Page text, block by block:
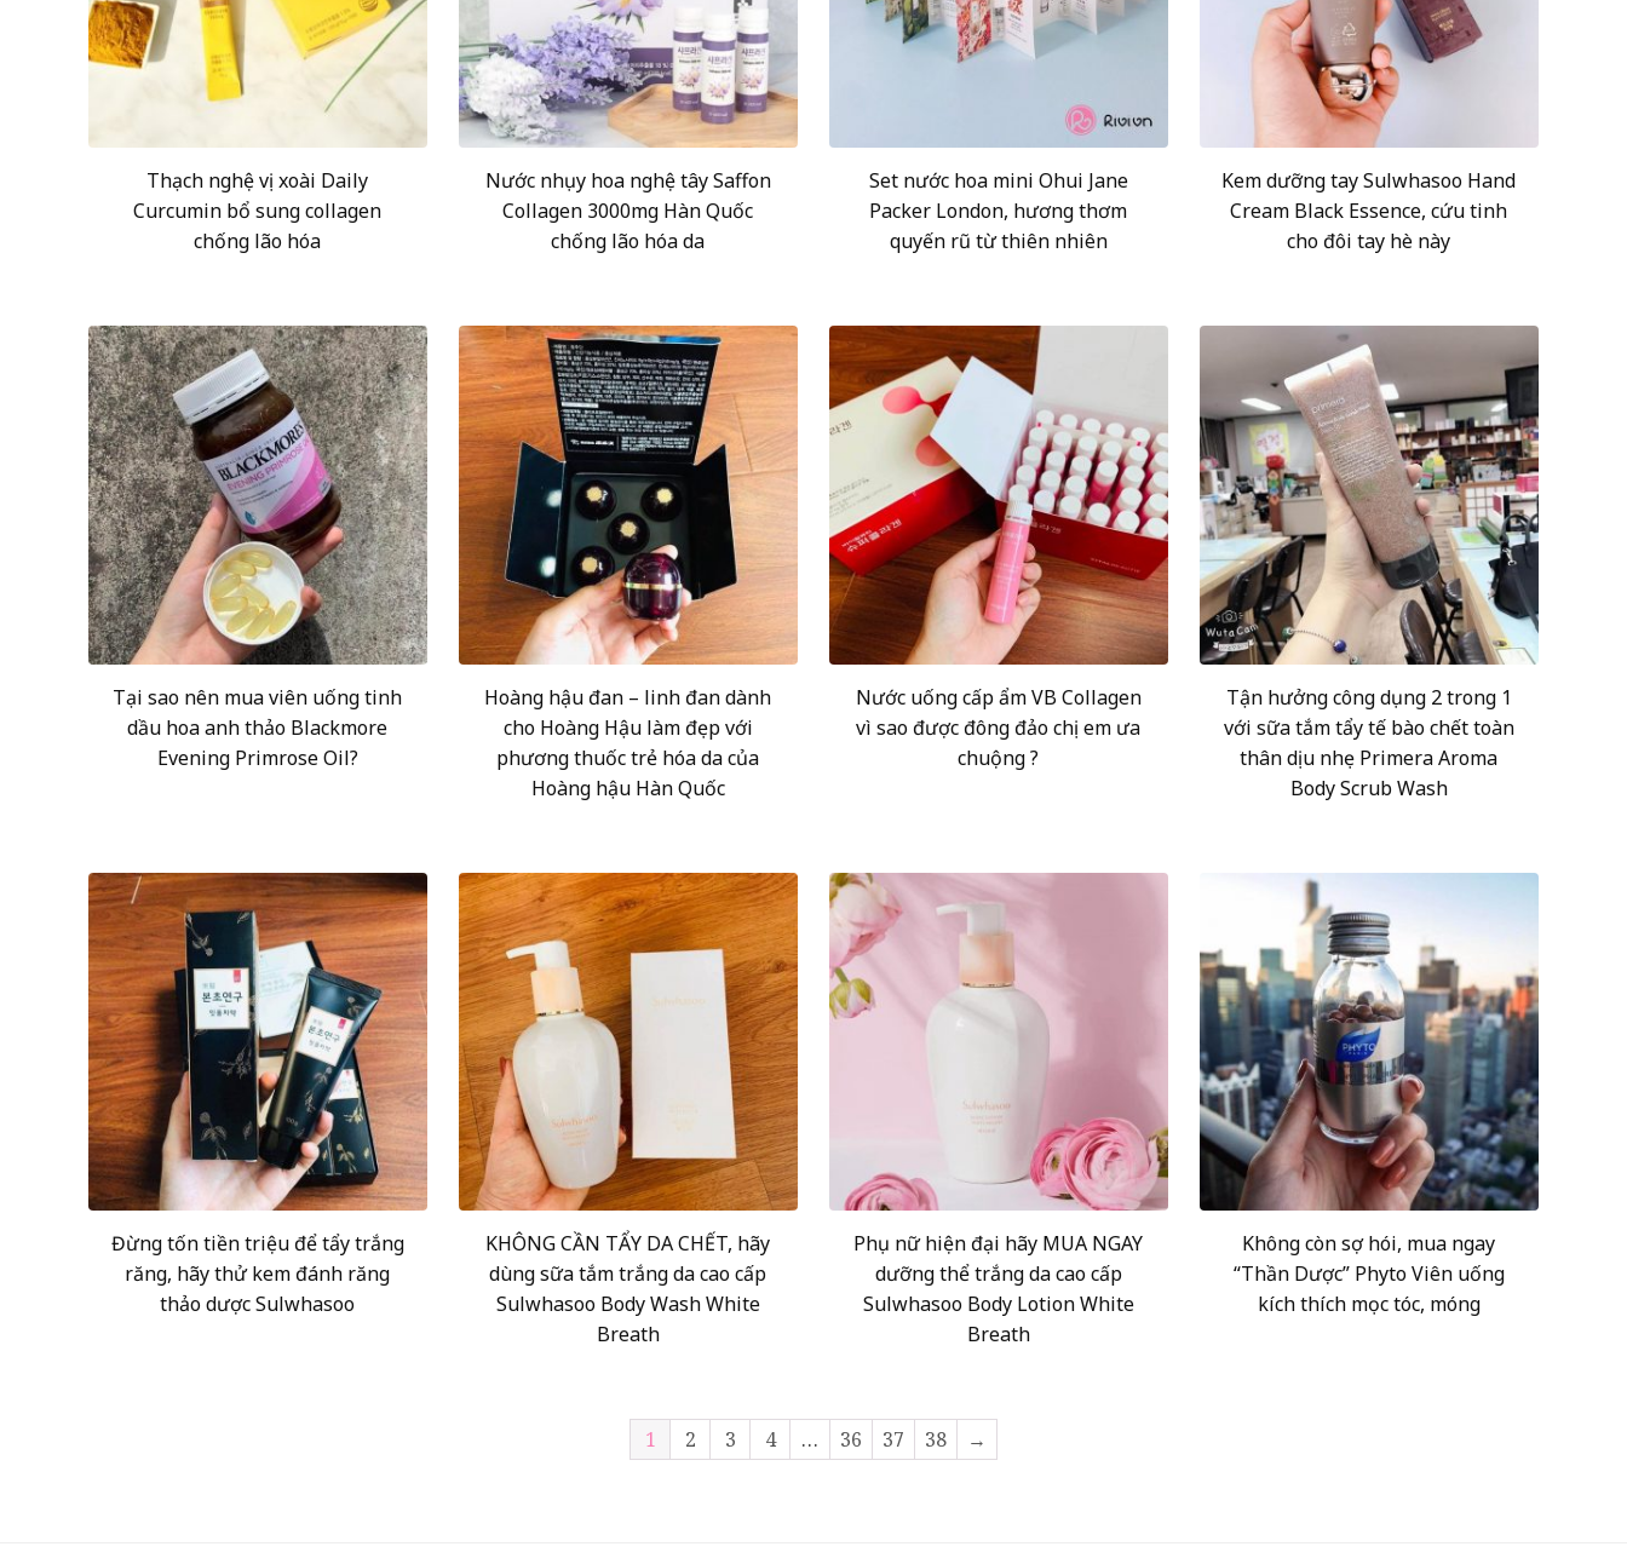
Thạch nghệ vị xoài Daily
Curcumin bổ sung collagen
chống lão hóa
Nước nhụy hoa nghệ tây Saffon
Collagen 3000mg Hàn Quốc
chống lão hóa da
Set nước hoa mini Ohui Jane
Packer London, hương thơm
quyến rũ từ thiên nhiên
Kem dưỡng tay Sulwhasoo Hand
Cream Black Essence, cứu tinh
cho đôi tay hè này
Tại sao nên mua viên uống tinh
dầu hoa anh thảo Blackmore
Evening Primrose Oil?
Hoàng hậu đan – linh đan dành
cho Hoàng Hậu làm đẹp với
phương thuốc trẻ hóa da của
Hoàng hậu Hàn Quốc
Nước uống cấp ẩm VB Collagen
vì sao được đông đảo chị em ưa
chuộng ?
Tận hưởng công dụng 2 trong 1
với sữa tắm tẩy tế bào chết toàn
thân dịu nhẹ Primera Aroma
Body Scrub Wash
Đừng tốn tiền triệu để tẩy trắng
răng, hãy thử kem đánh răng
thảo dược Sulwhasoo
KHÔNG CẦN TẨY DA CHẾT, hãy
dùng sữa tắm trắng da cao cấp
Sulwhasoo Body Wash White
Breath
Phụ nữ hiện đại hãy MUA NGAY
dưỡng thể trắng da cao cấp
Sulwhasoo Body Lotion White
Breath
Không còn sợ hói, mua ngay
“Thần Dược” Phyto Viên uống
kích thích mọc tóc, móng
1 2 3 4 … 36 37 38 →